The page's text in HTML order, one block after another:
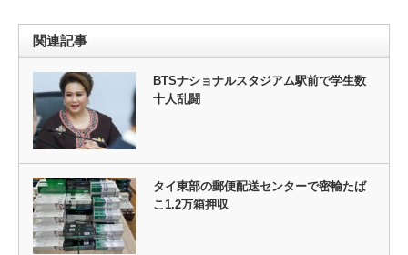
関連記事
BTSナショナルスタジアム駅前で学生数
十人乱闘
タイ東部の郵便配送センターで密輸たば
こ1.2万箱押収